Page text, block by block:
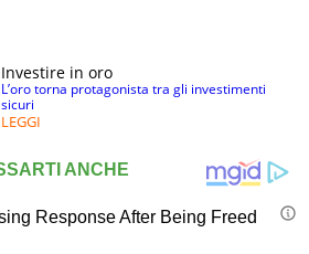
Investire in oro
L’oro torna protagonista tra gli investimenti
sicuri
LEGGI